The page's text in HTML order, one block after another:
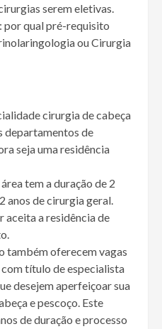
serem eletivas.
por qual pré-requisito
ou Cirurgia
cirurgia de cabeça
departamentos de
seja uma residência
tem a duração de 2
anos de cirurgia geral.
aceita a residência de
também oferecem vagas
com título de especialista
desejem aperfeiçoar sua
e pescoço. Este
de duração e processo